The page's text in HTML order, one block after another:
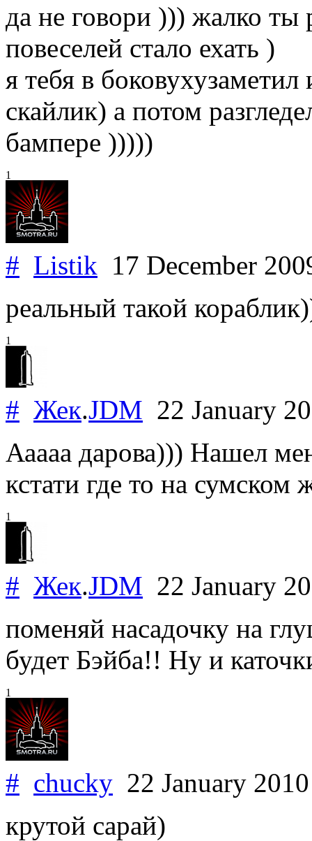
да не говори ))) жалко ты
повеселей стало ехать )
я тебя в
скайлик) а потом
бампере )))))
1
# Listik 17 December
реальный такой
1
# Жек.JDM 22 January
Ааааа дарова))) Нашел
кстати где то на
1
# Жек.JDM 22 January
поменяй насадочку на
будет Бэйба!! Ну и
1
# chucky 22 January
крутой сарай)